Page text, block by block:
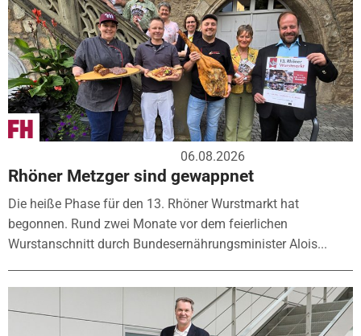
06.08.2026
Rhöner Metzger sind gewappnet
Die heiße Phase für den 13. Rhöner Wurstmarkt hat
begonnen. Rund zwei Monate vor dem feierlichen
Wurstanschnitt durch Bundesernährungsminister Alois...